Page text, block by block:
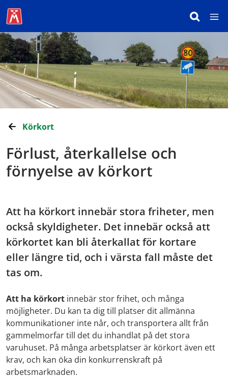
Körkort
Förlust, återkallelse och
förnyelse av körkort
Att ha körkort innebär stora friheter, men
också skyldigheter. Det innebär också att
körkortet kan bli återkallat för kortare
eller längre tid, och i värsta fall måste det
tas om.
Att ha körkort innebär stor frihet, och många
möjligheter. Du kan ta dig till platser dit allmänna
kommunikationer inte når, och transportera allt från
gammelmorfar till det du inhandlat på det stora
varuhuset. På många arbetsplatser är körkort även ett
krav, och kan öka din konkurrenskraft på
arbetsmarknaden.